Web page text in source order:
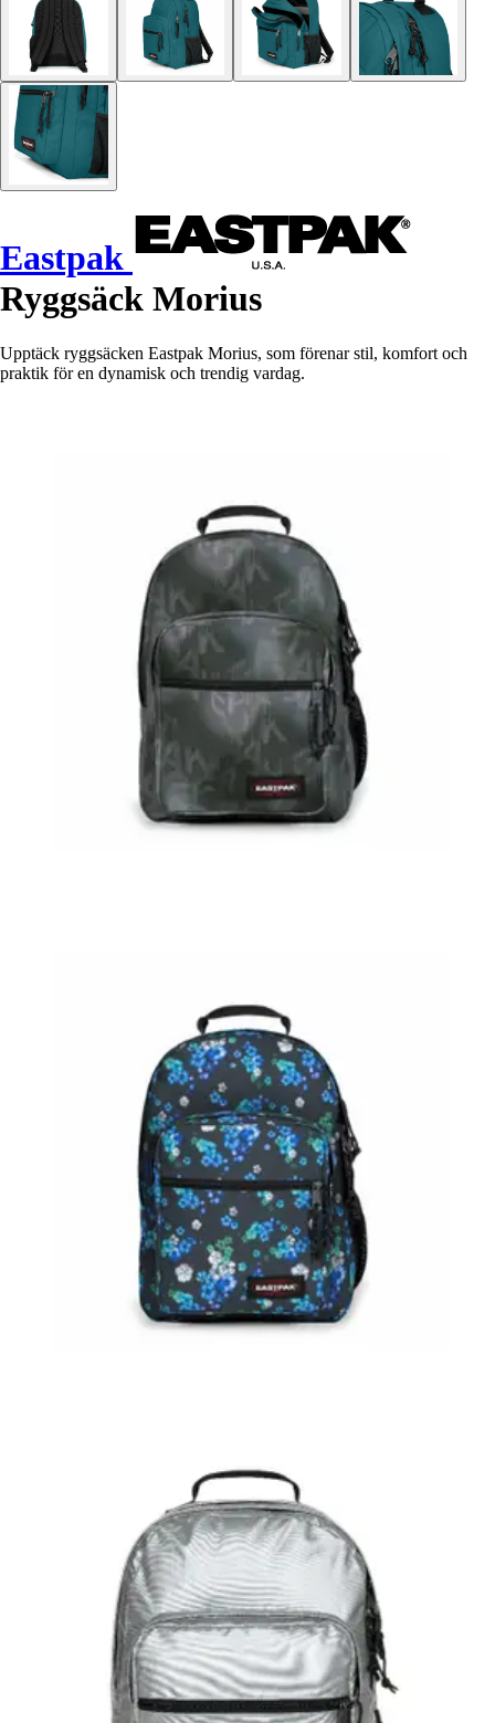
Eastpak
Ryggsäck Morius
Upptäck ryggsäcken Eastpak Morius, som förenar stil, komfort och
praktik för en dynamisk och trendig vardag.